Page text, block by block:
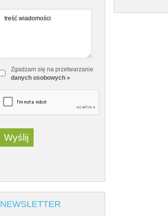
Zgadzam się na przetwarzanie
danych osobowych »
NEWSLETTER